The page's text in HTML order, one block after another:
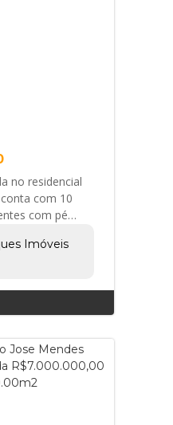
no residencial
com 10
com pé
Imóveis
Imóveis